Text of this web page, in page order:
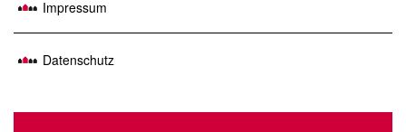
Impressum
Datenschutz